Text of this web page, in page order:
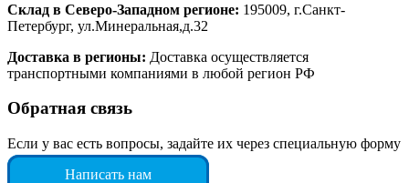
Склад в Северо-Западном регионе: 195009, г.Санкт-
Петербург, ул.Минеральная,д.32
Доставка в регионы: Доставка осуществляется
транспортными компаниями в любой регион РФ
Обратная связь
Если у вас есть вопросы, задайте их через специальную форму
Написать нам